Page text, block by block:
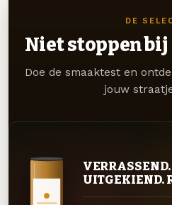
DE
Niet stoppen bij
Doe de smaaktest en
jouw
VERRASSEND.
UITGEKIEND.